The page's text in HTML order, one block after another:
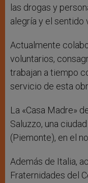
las drogas y
alegría y el sentido
Actualmente
voluntarios,
trabajan a tiempo
servicio de esta
La «Casa Madre»
Saluzzo, una
(Piemonte), en el
Además de Italia,
Fraternidades del